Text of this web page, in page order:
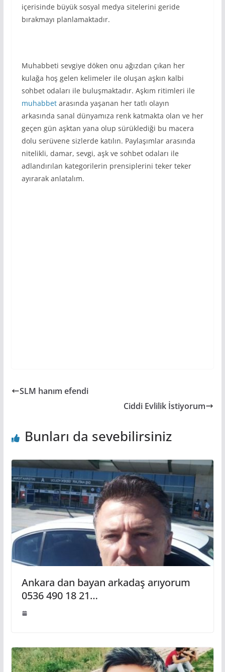
içerisinde büyük sosyal medya sitelerini geride
bırakmayı planlamaktadır.
Muhabbeti sevgiye döken onu ağızdan çıkan her
kulağa hoş gelen kelimeler ile oluşan aşkın kalbi
sohbet odaları ile buluşmaktadır. Aşkım ritimleri ile
muhabbetarasında yaşanan her tatlı olayın
arkasında sanal dünyamıza renk katmakta olan ve her
geçen gün aşktan yana olup sürüklediği bu macera
dolu serüvene sizlerde katılın. Paylaşımlar arasında
nitelikli, damar, sevgi, aşk ve sohbet odaları ile
adlandırılan kategorilerin prensiplerini teker teker
ayırarak anlatalım.
SLM hanım efendi
Ciddi Evlilik İstiyorum
Bunları da sevebilirsiniz
Ankara dan bayan arkadaş arıyorum
0536 490 18 21…